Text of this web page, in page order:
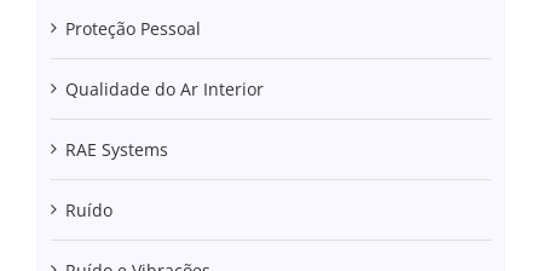
Proteção Pessoal
Qualidade do Ar Interior
RAE Systems
Ruído